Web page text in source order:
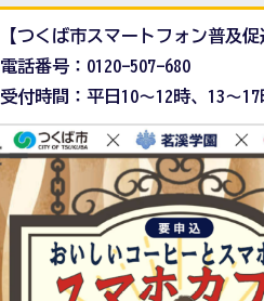
【つくば市スマートフォン普及促
電話番号：0120-507-680
受付時間：平日10～12時、13～